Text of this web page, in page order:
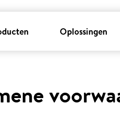
Oplossingen